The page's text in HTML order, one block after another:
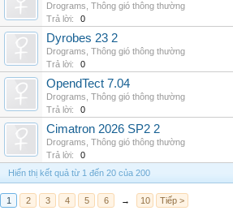
Drograms Thông gió thông thường
Trả lời:
0
Dyrobes 23 2
Drograms Thông gió thông thường
Trả lời:
0
OpendTect 7.04
Drograms Thông gió thông thường
Trả lời:
0
Cimatron 2026 SP2 2
Drograms Thông gió thông thường
Trả lời:
0
Hiển thị kết quả từ 1 đến 20 của 200
1 2 3 4 5 6 → 10 Tiếp >